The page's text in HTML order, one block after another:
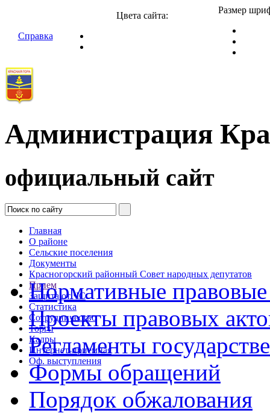
Справка
Цвета сайта:
Размер
Администрация
официальный сайт
Главная
О районе
Сельские поселения
Документы
Красногорский районный Совет народных депутатов
Прием
Защита от ЧС
Статистика
Сотрудничество
Торги
Кадры
Интернет-приемная
Оф. выступления
Нормативные
Проекты правовых
Регламенты
Формы обращений
Порядок обжалования